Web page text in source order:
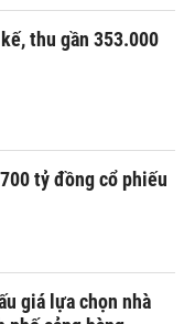
thu gần 353.000
tỷ đồng cổ phiếu
giá lựa chọn nhà